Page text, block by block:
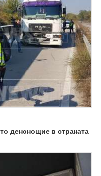
денонощие в страната